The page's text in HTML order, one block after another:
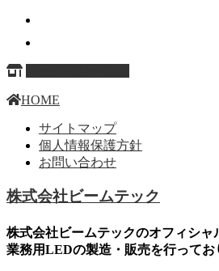
HOME
サイトマップ
個人情報保護方針
お問い合わせ
株式会社ビームテック
株式会社ビームテックのオフィシ
業務用LEDの製造・販売を行ってお